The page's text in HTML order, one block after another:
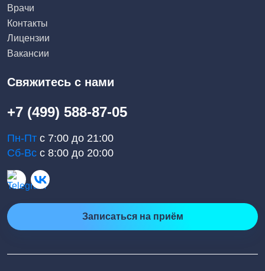
Врачи
Контакты
Лицензии
Вакансии
Свяжитесь с нами
+7 (499) 588-87-05
Пн-Пт с 7:00 до 21:00
Сб-Вс с 8:00 до 20:00
Записаться на приём